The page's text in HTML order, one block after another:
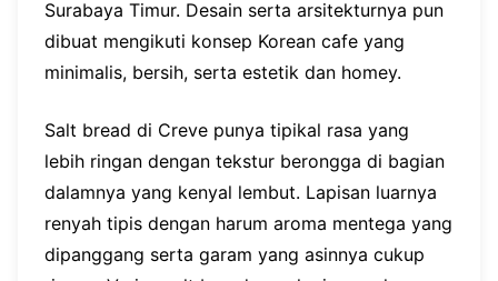
Surabaya Timur. Desain serta arsitekturnya pun
dibuat mengikuti konsep Korean cafe yang
minimalis, bersih, serta estetik dan homey.
Salt bread di Creve punya tipikal rasa yang
lebih ringan dengan tekstur berongga di bagian
dalamnya yang kenyal lembut. Lapisan luarnya
renyah tipis dengan harum aroma mentega yang
dipanggang serta garam yang asinnya cukup